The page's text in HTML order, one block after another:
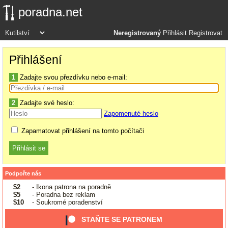
poradna.net
Neregistrovaný Přihlásit Registrovat
Přihlášení
1 Zadajte svou přezdívku nebo e-mail:
2 Zadajte své heslo:
Zapomenuté heslo
Zapamatovat přihlášení na tomto počítači
Podpořte nás
$2
- Ikona patrona na poradně
$5
- Poradna bez reklam
$10
- Soukromé poradenství
STAŇTE SE PATRONEM